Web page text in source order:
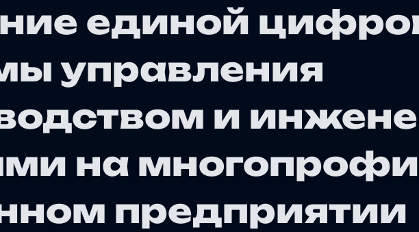
единой
управления
и
на
предприятии